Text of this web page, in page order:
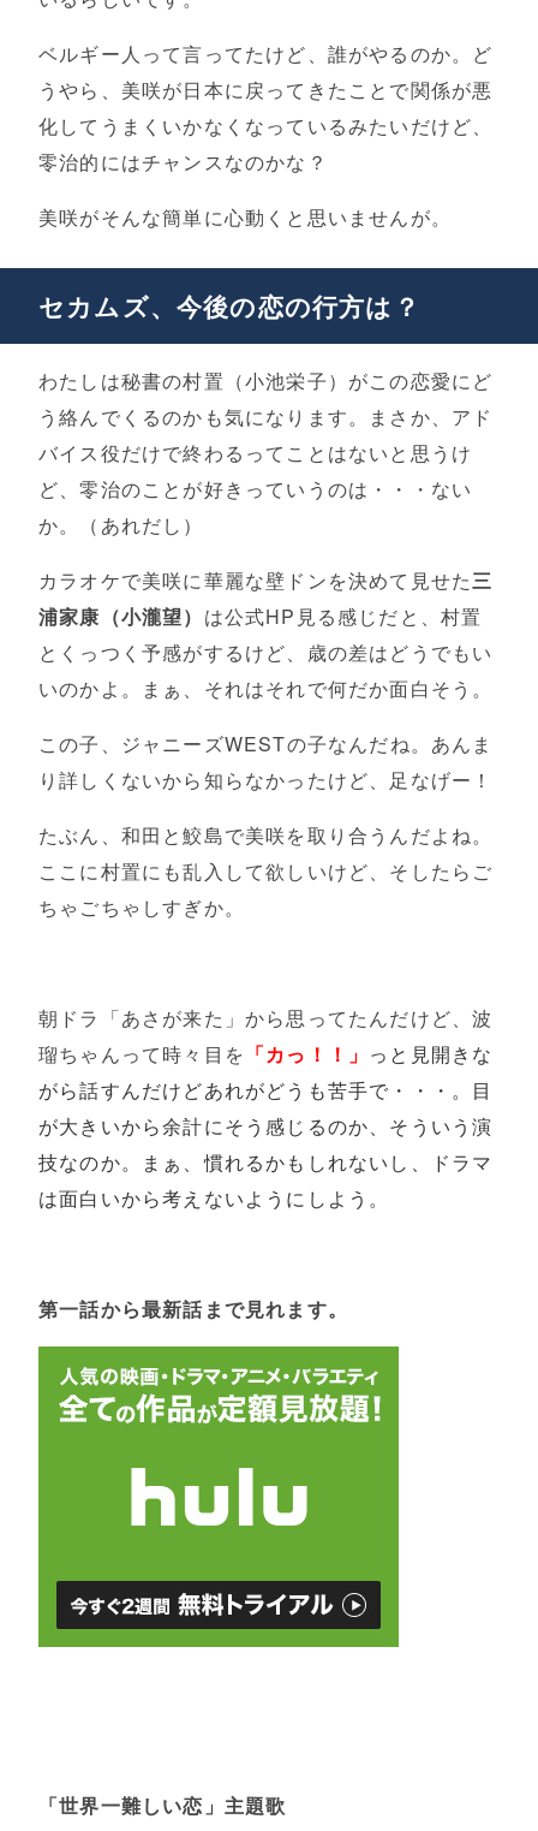
ベルギー人って言ってたけど、誰がやるのか。ど
うやら、美咲が日本に戻ってきたことで関係が悪
化してうまくいかなくなっているみたいだけど、
零治的にはチャンスなのかな？
美咲がそんな簡単に心動くと思いませんが。
セカムズ、今後の恋の行方は？
わたしは秘書の村置（小池栄子）がこの恋愛にど
う絡んでくるのかも気になります。まさか、アド
バイス役だけで終わるってことはないと思うけ
ど、零治のことが好きっていうのは・・・ない
か。（あれだし）
カラオケで美咲に華麗な壁ドンを決めて見せた三
浦家康（小瀧望） は公式HP見る感じだと、村置
とくっつく予感がするけど、歳の差はどうでもい
いのかよ。まぁ、それはそれで何だか面白そう。
この子、ジャニーズWESTの子なんだね。あんま
り詳しくないから知らなかったけど、足なげー！
たぶん、和田と鮫島で美咲を取り合うんだよね。
ここに村置にも乱入して欲しいけど、そしたらご
ちゃごちゃしすぎか。
朝ドラ「あさが来た」から思ってたんだけど、波
瑠ちゃんって時々目を 「カっ！！」 っと見開きな
がら話すんだけどあれがどうも苦手で・・・。目
が大きいから余計にそう感じるのか、そういう演
技なのか。まぁ、慣れるかもしれないし、ドラマ
は面白いから考えないようにしよう。
第一話から最新話まで見れます。
「世界一難しい恋」主題歌